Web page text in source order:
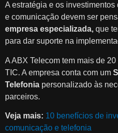
A estratégia e os
e comunicação devem ser
empresa especializada, que
para dar suporte na
A ABX Telecom tem mais de
TIC. A empresa conta com um
Telefonia personalizado às
parceiros.
Veja mais: 10 benefícios de
comunicação e telefonia